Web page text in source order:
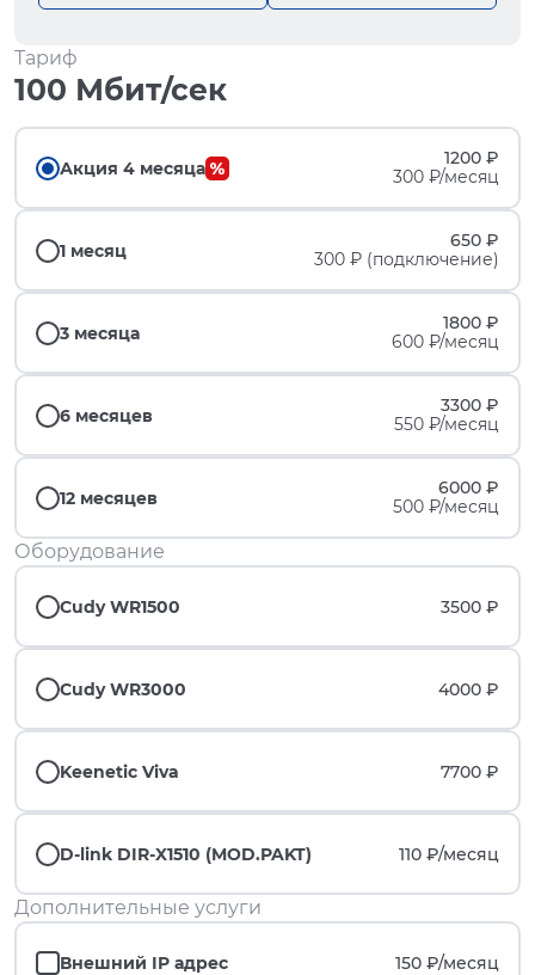
Тариф
100 Мбит/сек
Акция 4 месяца
1200 ₽
300 ₽/месяц
1 месяц
650 ₽
300 ₽ (подключение)
3 месяца
1800 ₽
600 ₽/месяц
6 месяцев
3300 ₽
550 ₽/месяц
12 месяцев
6000 ₽
500 ₽/месяц
Оборудование
Cudy WR1500 3500 ₽
Cudy WR3000 4000 ₽
Keenetic Viva 7700 ₽
D-link DIR-X1510 (MOD.PAKT) 110 ₽/месяц
Дополнительные услуги
Внешний IP адрес 150 ₽/месяц